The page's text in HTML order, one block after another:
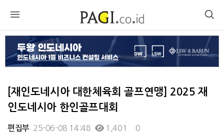
[재인도네시아 대한체육회 골프연맹] 2025 재
인도네시아 한인골프대회
편집부 25-06-08 14:48 1,401 0